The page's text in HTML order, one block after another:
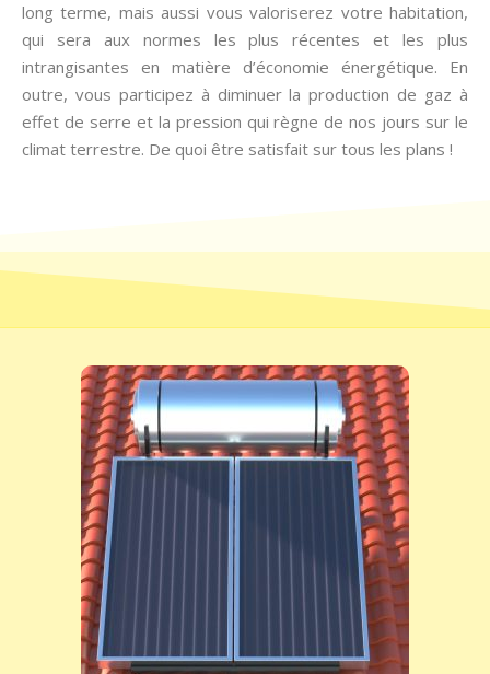
long terme, mais aussi vous valoriserez votre habitation,
qui sera aux normes les plus récentes et les plus
intrangisantes en matière d’économie énergétique. En
outre, vous participez à diminuer la production de gaz à
effet de serre et la pression qui règne de nos jours sur le
climat terrestre. De quoi être satisfait sur tous les plans !